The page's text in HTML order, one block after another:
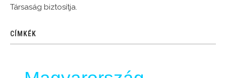
Társaság biztosítja.
CÍMKÉK